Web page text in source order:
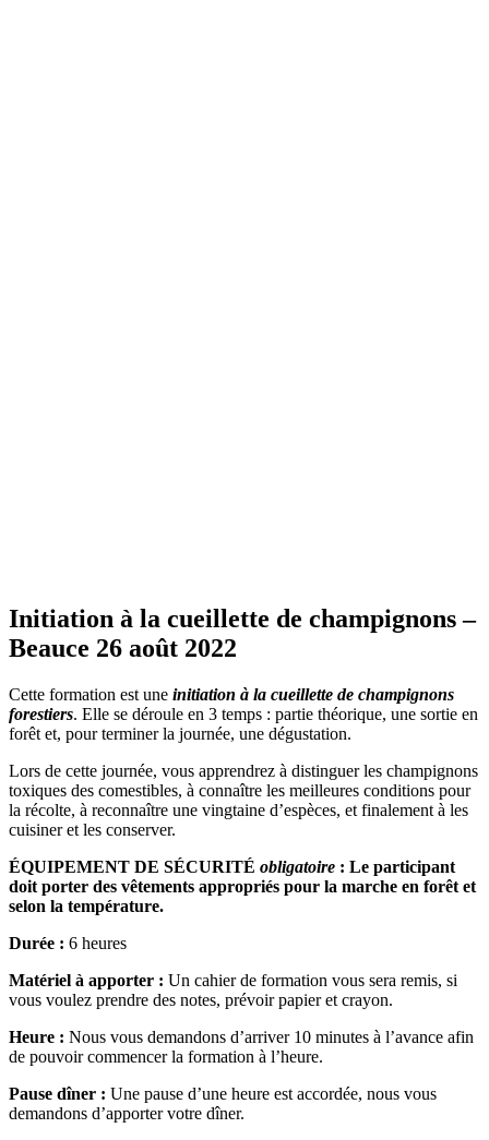
Initiation à la cueillette de champignons –
Beauce 26 août 2022
Cette formation est une initiation à la cueillette de champignons
forestiers. Elle se déroule en 3 temps : partie théorique, une sortie en
forêt et, pour terminer la journée, une dégustation.
Lors de cette journée, vous apprendrez à distinguer les champignons
toxiques des comestibles, à connaître les meilleures conditions pour
la récolte, à reconnaître une vingtaine d’espèces, et finalement à les
cuisiner et les conserver.
ÉQUIPEMENT DE SÉCURITÉ obligatoire : Le participant
doit porter des vêtements appropriés pour la marche en forêt et
selon la température.
Durée : 6 heures
Matériel à apporter : Un cahier de formation vous sera remis, si
vous voulez prendre des notes, prévoir papier et crayon.
Heure : Nous vous demandons d’arriver 10 minutes à l’avance afin
de pouvoir commencer la formation à l’heure.
Pause dîner : Une pause d’une heure est accordée, nous vous
demandons d’apporter votre dîner.